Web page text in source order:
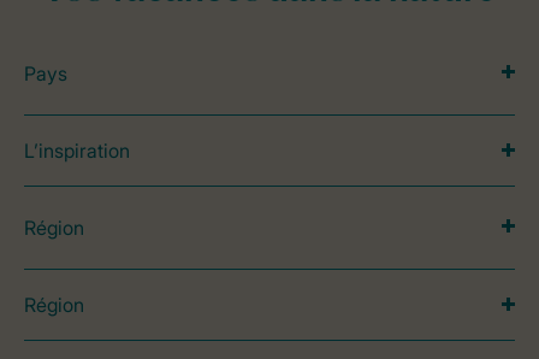
Pays
L’inspiration
Région
Région